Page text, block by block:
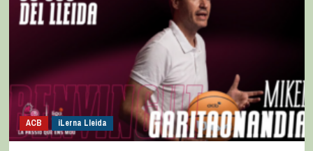
ACB iLerna Lleida